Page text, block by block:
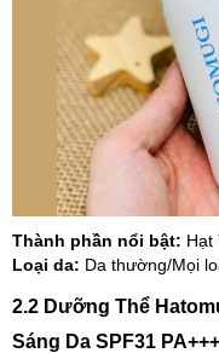
Thành phần nổi bật: Hạt
Loại da: Da thường/Mọi
2.2 Dưỡng Thể
Sáng Da SPF31 PA+++